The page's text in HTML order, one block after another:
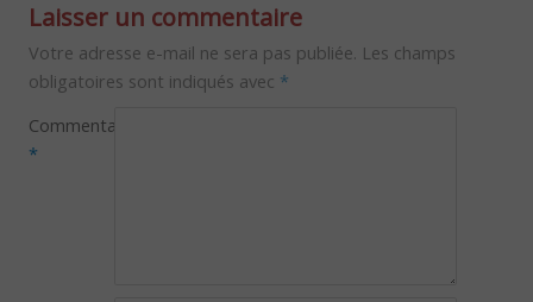
Laisser un commentaire
Votre adresse e-mail ne sera pas publiée. Les champs
obligatoires sont indiqués avec *
Commentaire
*